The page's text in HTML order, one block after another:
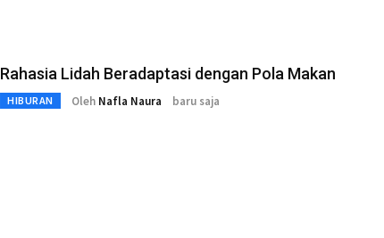
Rahasia Lidah Beradaptasi dengan Pola Makan
HIBURAN Oleh Nafla Naura baru saja